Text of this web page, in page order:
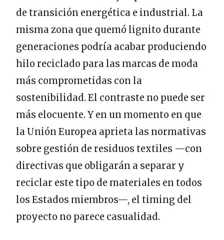
de transición energética e industrial. La
misma zona que quemó lignito durante
generaciones podría acabar produciendo
hilo reciclado para las marcas de moda
más comprometidas con la
sostenibilidad. El contraste no puede ser
más elocuente. Y en un momento en que
la Unión Europea aprieta las normativas
sobre gestión de residuos textiles —con
directivas que obligarán a separar y
reciclar este tipo de materiales en todos
los Estados miembros—, el timing del
proyecto no parece casualidad.